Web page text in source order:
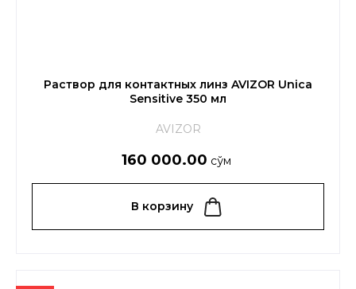
Раствор для контактных линз AVIZOR Unica
Sensitive 350 мл
AVIZOR
160 000.00 сўм
В корзину